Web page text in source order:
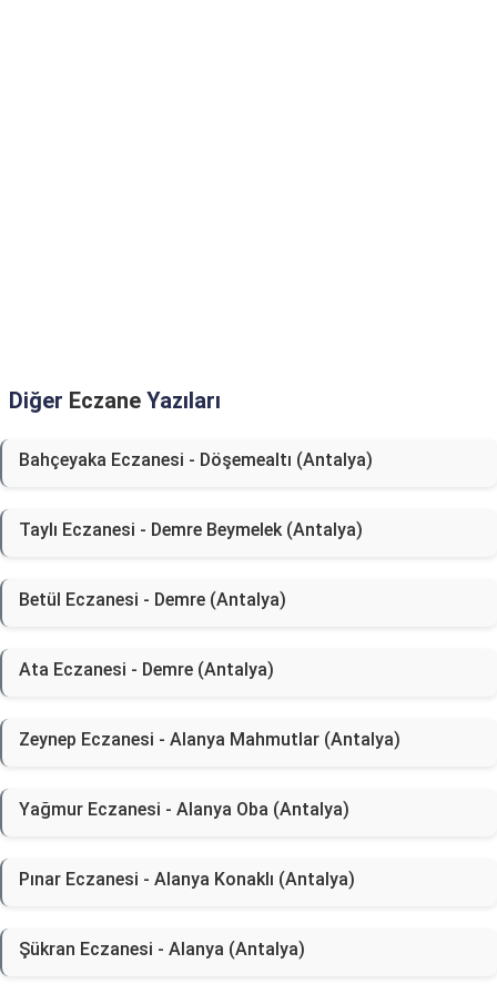
Diğer Eczane Yazıları
Bahçeyaka Eczanesi - Döşemealtı (Antalya)
Taylı Eczanesi - Demre Beymelek (Antalya)
Betül Eczanesi - Demre (Antalya)
Ata Eczanesi - Demre (Antalya)
Zeynep Eczanesi - Alanya Mahmutlar (Antalya)
Yağmur Eczanesi - Alanya Oba (Antalya)
Pınar Eczanesi - Alanya Konaklı (Antalya)
Şükran Eczanesi - Alanya (Antalya)